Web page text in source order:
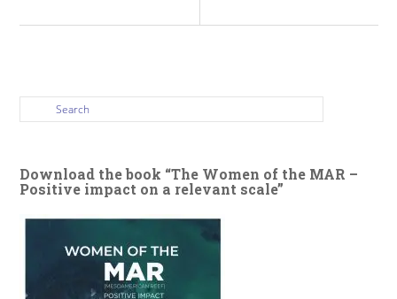
Download the book “The Women of the MAR –
Positive impact on a relevant scale”